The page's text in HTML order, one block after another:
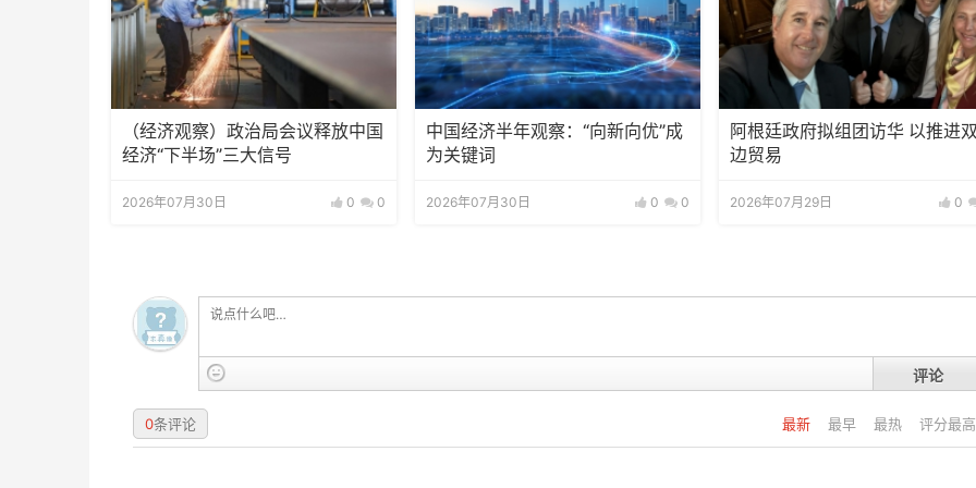
（经济观察）政治局会议释放中国
经济“下半场”三大信号
2026年07月30日 0 0
中国经济半年观察：“向新向优”成
为关键词
2026年07月30日 0 0
阿根廷政府拟组团访华 以推进
边贸易
2026年07月29日 0
评论
最新 最早 最热 评分最高
0条评论